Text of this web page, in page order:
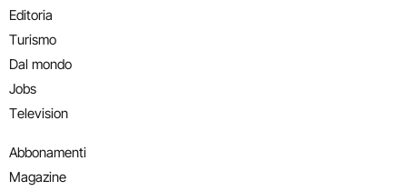
Editoria
Turismo
Dal mondo
Jobs
Television
Abbonamenti
Magazine